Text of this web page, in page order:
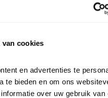
van cookies
en advertenties te
te bieden en om ons
over uw gebruik van
aan